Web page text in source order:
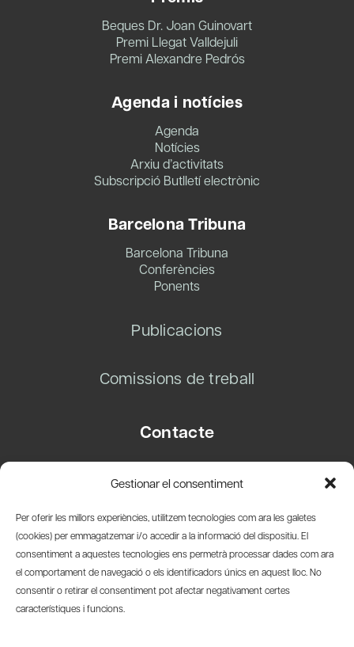
Gestionar el consentiment
Per oferir les millors experiències, utilitzem tecnologies com ara les galetes
(cookies) per emmagatzemar i/o accedir a la informació del dispositiu. El
consentiment a aquestes tecnologies ens permetrà processar dades com ara
el comportament de navegació o els identificadors únics en aquest lloc. No
consentir o retirar el consentiment pot afectar negativament certes
característiques i funcions.
Beques Dr. Joan Guinovart
Premi Llegat Valldejuli
Premi Alexandre Pedrós
Agenda i notícies
Agenda
Notícies
Arxiu d’activitats
Subscripció Butlletí electrònic
Barcelona Tribuna
Barcelona Tribuna
Conferències
Ponents
Publicacions
Comissions de treball
Contacte
08003 Barcelona
info@amicsdelpais.com
Suscripció Newsletter